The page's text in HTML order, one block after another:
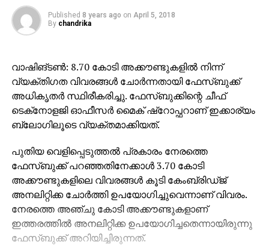
Published 8 years ago on April 5, 2018
By chandrika
വാഷിങ്ടണ്‍: 8.70 കോടി അക്കൗണ്ടുകളില്‍ നിന്ന്
വ്യക്തിഗത വിവരങ്ങള്‍ ചോര്‍ന്നതായി ഫേസ്ബുക്ക്
അധികൃതര്‍ സ്ഥിരീകരിച്ചു. ഫേസ്ബുക്കിന്റെ ചീഫ്
ടെക്‌നോളജി ഓഫീസര്‍ മൈക് ഷ്‌റോപ്ഫറാണ് ഇക്കാര്യം
ബ്ലോഗിലൂടെ വ്യക്തമാക്കിയത്.
പുതിയ വെളിപ്പെടുത്തല്‍ പ്രകാരം നേരത്തെ
ഫേസ്ബുക്ക് പറഞ്ഞതിനേക്കാള്‍ 3.70 കോടി
അക്കൗണ്ടുകളിലെ വിവരങ്ങള്‍ കൂടി കേംബ്രിഡ്ജ്
അനലിറ്റിക്ക ചോര്‍ത്തി ഉപയോഗിച്ചുവെന്നാണ് വിവരം.
നേരത്തെ അഞ്ചു കോടി അക്കൗണ്ടുകളാണ്
ഇത്തരത്തില്‍ അനലിറ്റിക്ക ഉപയോഗിച്ചതെന്നായിരുന്നു
ഫേസ്ബുക്ക് അറിയിച്ചിരുന്നത്.